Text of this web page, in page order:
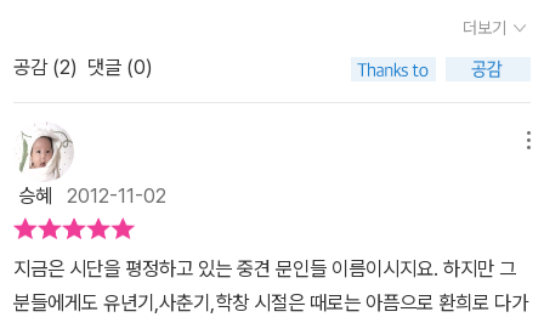
두었다가 따로 찾아보면 미처 몰랐던 좋은 시들을 만날 수 있는 계기
가 될 수 있겠다. 참 좋았던 것은 책에 실린 흑백사진들이다. 조야하지
않고 차분하고, 여백이 있어 시적인 사진들이 잔잔한 감흥을 준다. 기
시감이 드는 꿈결 같은 풍경들, 아름답기만 한 게 아니라 거칠고 투박
한 결이 살아있는 사진들, 나는 그 속에 한참 머물러 있곤 했다. 요즘
성향의 사진에세이집에서는 드문 사진들이다. 첫번째, 정호승 편
'기다리다 지치는 게 삶이라고' 에서는 나도 몇 해 전 장생포 포경선에
올라 느낀 걸 글로 쓰며 인용했던 안도현의 시 <고래를 기다리며>가
나와 반가웠다. 이동순의 <서흥 김씨 내간>이나 박해석의 <타이탄
마디 말보다 말없이 새벽에 일어나 손자가 자는 방에 군불을 지피는
것이 바로 사랑의 원형이 아닐까.’ (개인적으로는 이 '사랑의 군불'로
마음이 따뜻해졌다.) 안도현 - 그릴 수 없는 마음의 빛깔까지도 “그
고색창연한 사랑법이 때로는 사람과 사람사이에 없던 다리를 놓고,
이미 놓인 다리를 더 튼튼하게 만들지도 모른다.” 시 한 줄로 여인을
낚아 본 적 있는 안도현시인의 사랑법이다. 누구에게나 통하는 연애
법은 아니겠지만 시 한 줄의 인용으로 마음이 엮일 수 있다면 그 사랑
은 그 어느 때보다, 그 누구보다 뜨겁게 타오르리라. 그의 충고에 의하
면 연애시절 시 한 편 읽어주지 않는 남자, 서점에서 시집을 읽다가 다
싶다. 한번은 아내가 창고에 꽁꽁 숨겨두었던 내 노트 상자를 들고 나
타나서는 이게 뭐냐고 물었다. 필요없는 거라면 버리자는 제안에 나
그 상자는 아내의 눈에 쓰레기도 그런 쓰레기가 아닐 수 없었으리라.
그러나 내게는 그 무엇보다 소중한 추억의 상자였으니 그걸 버리라며
선뜻 내줄 수는 없는 노릇이었다. 나는 시를 좋아한다. 그런 까닭에
누렇게 바랜 시집들도 버려지지 아니한 채 책꽂이 한 칸을 떡하니 차
지하고 있다. 시를 읽고 있으면 여백을 스쳐가는 아스라한 세월이 있
고, 수런거리는 목소리가 있다. 요즘 시인들은 더이상 시집을 내지 않
거운 삶이지만 그래도 살아볼 용기를 낼 수 있게 하는지 도무지 모를
일이었다. 그 사이 한 편 두 편 읽어가던 시를 흉내 내며 끄적거려 보
기도 했지만 이내 멈출 수밖에 없었다. 이제와 돌아보면 어쩜 당연한
일이었다. 시인만큼 치열한 생각을 아니 그만큼의 알찬 삶을 살아가
지 못한 것이 그 이유가 아닐까 한다.‘기다리는 것은 오지 않는다는 것
을알면서도 기다리고, 기다리다 지치는 게 삶이라고알면서도 기다렸
지요’시인 안도현의 ‘고래를 기다리며’중 일부다. 2013년 새해를 맞
이하는 늦은 밤 ‘우리가 사랑에 빠졌을 때’라는 책을 읽으며 접한 시
다. 이 대목에 와서 마음이 멈춘다. 기다리는 것이 무엇인지 사람마다
더보기
공감 (2) 댓글 (0)
승혜 2012-11-02
지금은 시단을 평정하고 있는 중견 문인들 이름이시지요. 하지만 그
분들에게도 유년기,사춘기,학창 시절은 때로는 아픔으로 환희로 다가